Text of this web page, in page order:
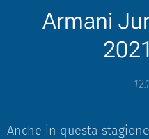
Armani
Anche in questa